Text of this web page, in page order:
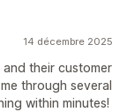
14 décembre 2025
their customer
through several
within minutes!